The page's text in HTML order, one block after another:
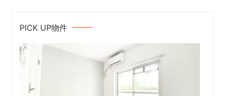
PICK UP物件